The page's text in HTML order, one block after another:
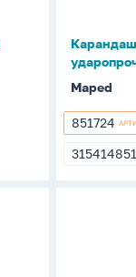
Карандаш
Maped
851724
851724